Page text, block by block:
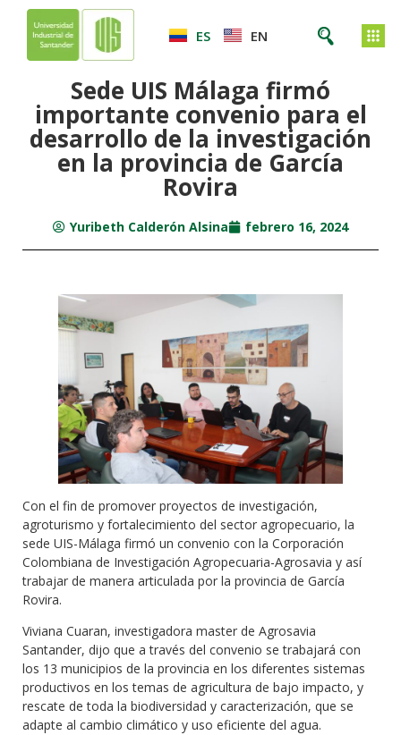
ES EN
Sede UIS Málaga firmó
importante convenio para el
desarrollo de la investigación
en la provincia de García
Rovira
Yuribeth Calderón Alsina febrero 16, 2024
Con el fin de promover proyectos de investigación,
agroturismo y fortalecimiento del sector agropecuario, la
sede UIS-Málaga firmó un convenio con la Corporación
Colombiana de Investigación Agropecuaria-Agrosavia y así
trabajar de manera articulada por la provincia de García
Rovira.
Viviana Cuaran, investigadora master de Agrosavia
Santander, dijo que a través del convenio se trabajará con
los 13 municipios de la provincia en los diferentes sistemas
productivos en los temas de agricultura de bajo impacto, y
rescate de toda la biodiversidad y caracterización, que se
adapte al cambio climático y uso eficiente del agua.